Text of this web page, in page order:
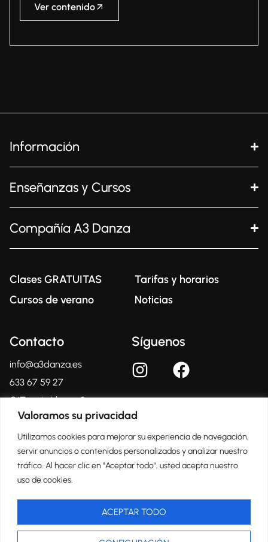
Valoramos su privacidad
Utilizamos cookies para mejorar su experiencia de navegación,
servir anuncios o contenidos personalizados y analizar nuestro
tráfico. Al hacer clic en "Aceptar todo", usted acepta nuestro
uso de cookies.
ACEPTAR TODO
Ver contenido
Información
Enseñanzas y Cursos
Compañía A3 Danza
Clases GRATUITAS
Cursos de verano
Tarifas y horarios
Noticias
Contacto
info@a3danza.es
633 67 59 27
C/Tomás Llacer, 2
03804 – Alcoy
Síguenos
Centro Oficial Certificado